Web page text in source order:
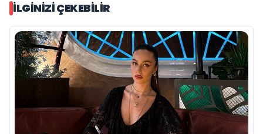
İLGINIZI ÇEKEBILIR